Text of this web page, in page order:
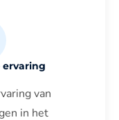
ervaring
van
in het